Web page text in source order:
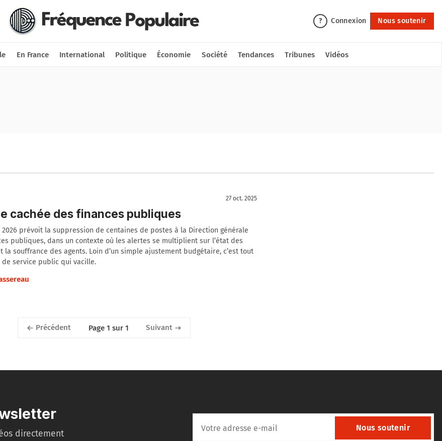
? Connexion Nous soutenir
En France International Politique Économie Société Tendances Tribunes Vidéos
Nous soutenir
27 oct. 2025
cachée des finances publiques
2026 prévoit la suppression de centaines de postes à la Direction générale
publiques, dans un contexte où les alertes se multiplient sur l’état des
la souffrance des agents. Loin d’un simple ajustement budgétaire, c’est tout
de service public qui vacille.
Précédent Page 1 sur 1 Suivant
directement
Nous soutenir